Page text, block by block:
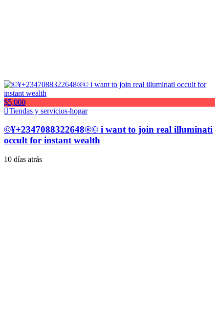
$5,000
Tiendas y servicios-hogar
©¥+2347088322648®© i want to join real illuminati
occult for instant wealth
10 días atrás